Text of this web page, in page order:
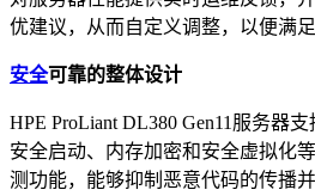
优建议，从而自定义调整，以便满
安全可靠的整体设计
HPE ProLiant DL380 Gen11服务器
安全启动、内存加密和安全虚拟化
测功能，能够抑制恶意代码的传播